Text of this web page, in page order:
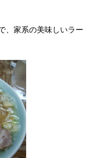
、家系の美味しいラー